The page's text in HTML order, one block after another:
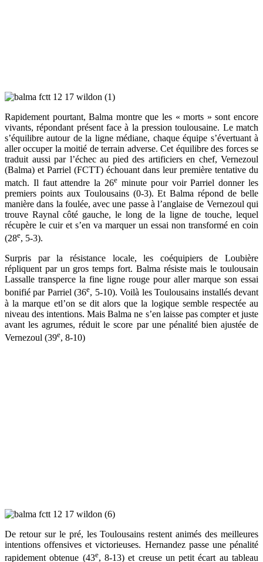
Rapidement pourtant, Balma montre que les « morts » sont encore
vivants, répondant présent face à la pression toulousaine. Le match
s’équilibre autour de la ligne médiane, chaque équipe s’évertuant à
aller occuper la moitié de terrain adverse. Cet équilibre des forces se
traduit aussi par l’échec au pied des artificiers en chef, Vernezoul
(Balma) et Parriel (FCTT) échouant dans leur première tentative du
match. Il faut attendre la 26e minute pour voir Parriel donner les
premiers points aux Toulousains (0-3). Et Balma répond de belle
manière dans la foulée, avec une passe à l’anglaise de Vernezoul qui
trouve Raynal côté gauche, le long de la ligne de touche, lequel
récupère le cuir et s’en va marquer un essai non transformé en coin
(28e, 5-3).
Surpris par la résistance locale, les coéquipiers de Loubière
répliquent par un gros temps fort. Balma résiste mais le toulousain
Lassalle transperce la fine ligne rouge pour aller marque son essai
bonifié par Parriel (36e, 5-10). Voilà les Toulousains installés devant
à la marque etl’on se dit alors que la logique semble respectée au
niveau des intentions. Mais Balma ne s’en laisse pas compter et juste
avant les agrumes, réduit le score par une pénalité bien ajustée de
Vernezoul (39e, 8-10)
De retour sur le pré, les Toulousains restent animés des meilleures
intentions offensives et victorieuses. Hernandez passe une pénalité
rapidement obtenue (43e, 8-13) et creuse un petit écart au tableau